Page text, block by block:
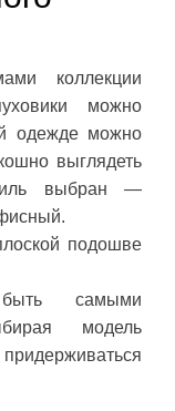
коллекции
можно
одежде можно
выглядеть
выбран —
подошве
самыми
модель